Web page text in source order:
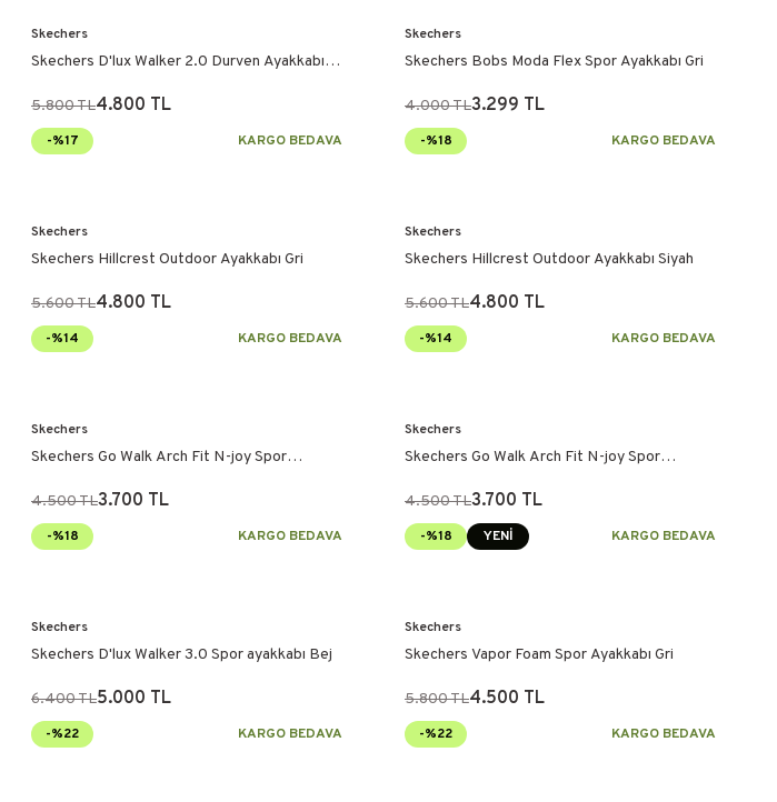
Skechers
Skechers D'lux Walker 2.0 Durven Ayakkabı
5.800 TL4.800 TL
-%17 KARGO BEDAVA
Skechers
Skechers Bobs Moda Flex Spor Ayakkabı Gri
4.000 TL3.299 TL
-%18 KARGO BEDAVA
Skechers
Skechers Hillcrest Outdoor Ayakkabı Gri
5.600 TL4.800 TL
-%14 KARGO BEDAVA
Skechers
Skechers Hillcrest Outdoor Ayakkabı Siyah
5.600 TL4.800 TL
-%14 KARGO BEDAVA
Skechers
Skechers Go Walk Arch Fit N-joy Spor
4.500 TL3.700 TL
-%18 KARGO BEDAVA
Skechers
Skechers Go Walk Arch Fit N-joy Spor
4.500 TL3.700 TL
-%18 YENİ KARGO BEDAVA
Skechers
Skechers D'lux Walker 3.0 Spor ayakkabı Bej
6.400 TL5.000 TL
-%22 KARGO BEDAVA
Skechers
Skechers Vapor Foam Spor Ayakkabı Gri
5.800 TL4.500 TL
-%22 KARGO BEDAVA